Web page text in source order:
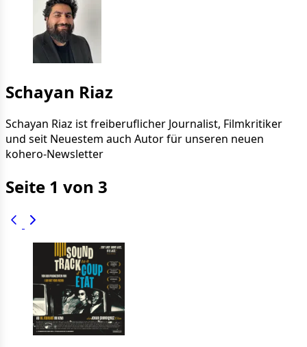
Schayan Riaz
Schayan Riaz ist freiberuflicher Journalist, Filmkritiker
und seit Neuestem auch Autor für unseren neuen
kohero-Newsletter
Seite 1 von 3